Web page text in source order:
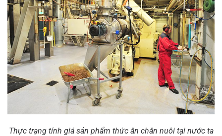
Thực trạng tính giá sản phẩm thức ăn chăn nuôi tại nước ta